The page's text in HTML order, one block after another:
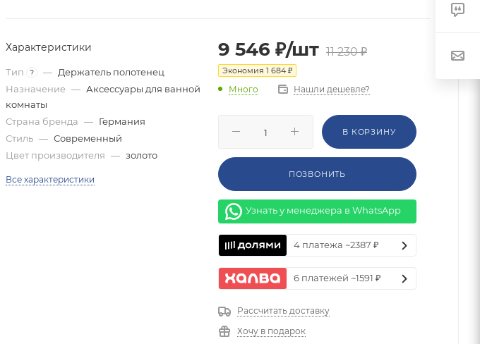
Характеристики
Тип ? — Держатель полотенец
Назначение — Аксессуары для ванной
комнаты
Страна бренда — Германия
Стиль — Современный
Цвет производителя — золото
Все характеристики
9 546 ₽/шт 11 230₽
Экономия 1 684 ₽
Много Нашли дешевле?
В КОРЗИНУ
ПОЗВОНИТЬ
Узнать у менеджера в WhatsApp
4 платежа ~2387 ₽
6 платежей ~1591 ₽
Рассчитать доставку
Хочу в подарок